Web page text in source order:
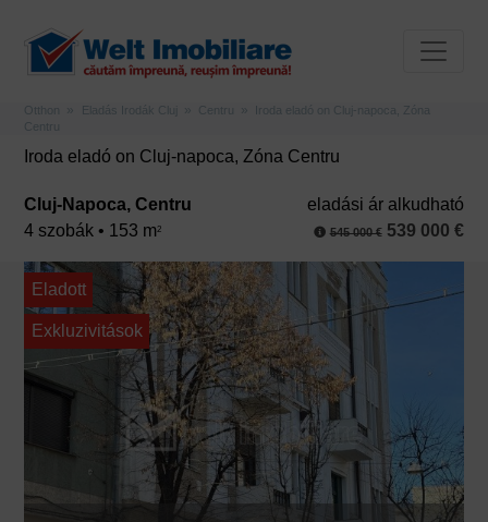
Otthon Eladás Irodák Cluj Centru
Iroda eladó on Cluj-napoca, Zóna
Centru
Iroda eladó on Cluj-napoca, Zóna Centru
Cluj-Napoca, Centru
4 szobák • 153 m2
eladási ár alkudható
545 000 €539 000 €
Eladott
Exkluzivitások